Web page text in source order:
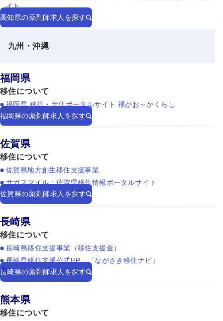
イト
高知県の薬剤師求人を探す
九州・沖縄
福岡県
移住について
福岡県 移住・定住ポータルサイト 福がお～かくらし
福岡県の薬剤師求人を探す
佐賀県
移住について
佐賀県地方創生移住支援事業
サガスマイル：佐賀県移住情報ポータルサイト
佐賀県の薬剤師求人を探す
長崎県
移住について
長崎県移住支援事業（移住支援金）
長崎県移住支援公式HP 「ながさき移住ナビ」
長崎県の薬剤師求人を探す
熊本県
移住について